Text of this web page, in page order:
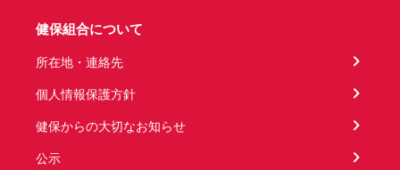
健保組合について
所在地・連絡先
個人情報保護方針
健保からの大切なお知らせ
公示